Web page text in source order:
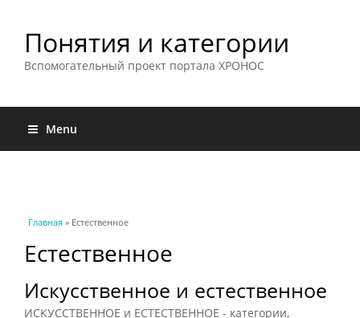
Понятия и категории
Вспомогательный проект портала ХРОНОС
Menu
Вы здесь
Главная » Естественное
Естественное
Искусственное и естественное
ИСКУССТВЕННОЕ и ЕСТЕСТВЕННОЕ - категории,